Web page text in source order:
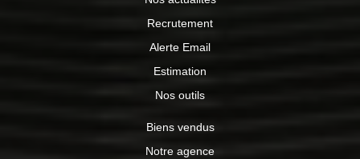
Recrutement
Alerte Email
Estimation
Nos outils
Biens vendus
Notre agence